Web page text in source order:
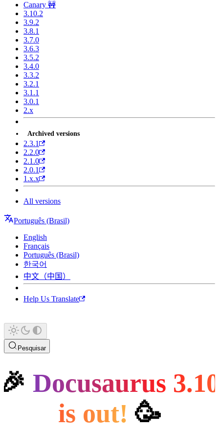
Canary 🚧
3.10.2
3.9.2
3.8.1
3.7.0
3.6.3
3.5.2
3.4.0
3.3.2
3.2.1
3.1.1
3.0.1
2.x
Archived versions
2.3.1
2.2.0
2.1.0
2.0.1
1.x.x
All versions
Português (Brasil)
English
Français
Português (Brasil)
한국어
中文（中国）
Help Us Translate
Pesquisar
🎉 Docusaurus 3.10
is out!️ 🥳